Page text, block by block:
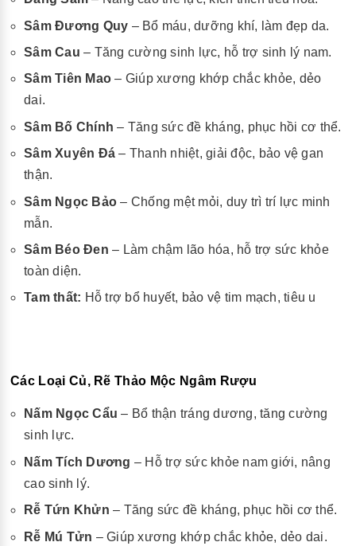
Sâm Đương Quy – Bổ máu, dưỡng khí, làm đẹp da.
Sâm Cau – Tăng cường sinh lực, hỗ trợ sinh lý nam.
Sâm Tiên Mao – Giúp xương khớp chắc khỏe, dẻo
dai.
Sâm Bố Chính – Tăng sức đề kháng, phục hồi cơ thể.
Sâm Xuyên Đá – Thanh nhiệt, giải độc, bảo vệ gan
thận.
Sâm Ngọc Bảo – Chống mệt mỏi, duy trì trí lực minh
mẫn.
Sâm Béo Đen – Làm chậm lão hóa, hỗ trợ sức khỏe
toàn diện.
Tam thất: Hỗ trợ bổ huyết, bảo vệ tim mạch, tiêu u
Các Loại Củ, Rẽ Thảo Mộc Ngâm Rượu
Nấm Ngọc Cẩu – Bổ thận tráng dương, tăng cường
sinh lực.
Nấm Tích Dương – Hỗ trợ sức khỏe nam giới, nâng
cao sinh lý.
Rễ Tứn Khửn – Tăng sức đề kháng, phục hồi cơ thể.
Rễ Mú Tửn – Giúp xương khớp chắc khỏe, dẻo dai.